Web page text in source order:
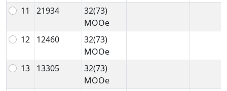
11
21934
32(73)
MOOe
12
12460
32(73)
MOOe
13
13305
32(73)
MOOe